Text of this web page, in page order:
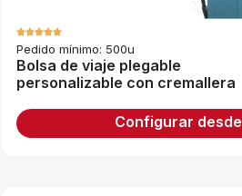
Pedido mínimo: 500u
Bolsa de viaje plegable
personalizable con cremallera
Configurar desde